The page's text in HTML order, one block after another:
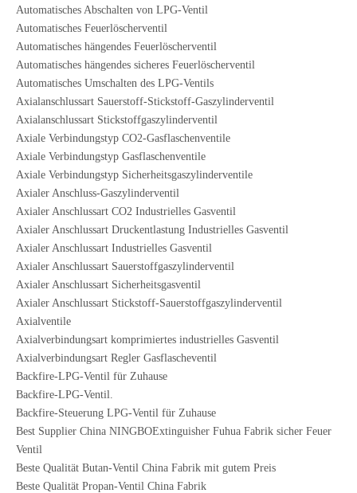
Automatisches Abschalten von LPG-Ventil
Automatisches Feuerlöscherventil
Automatisches hängendes Feuerlöscherventil
Automatisches hängendes sicheres Feuerlöscherventil
Automatisches Umschalten des LPG-Ventils
Axialanschlussart Sauerstoff-Stickstoff-Gaszylinderventil
Axialanschlussart Stickstoffgaszylinderventil
Axiale Verbindungstyp CO2-Gasflaschenventile
Axiale Verbindungstyp Gasflaschenventile
Axiale Verbindungstyp Sicherheitsgaszylinderventile
Axialer Anschluss-Gaszylinderventil
Axialer Anschlussart CO2 Industrielles Gasventil
Axialer Anschlussart Druckentlastung Industrielles Gasventil
Axialer Anschlussart Industrielles Gasventil
Axialer Anschlussart Sauerstoffgaszylinderventil
Axialer Anschlussart Sicherheitsgasventil
Axialer Anschlussart Stickstoff-Sauerstoffgaszylinderventil
Axialventile
Axialverbindungsart komprimiertes industrielles Gasventil
Axialverbindungsart Regler Gasflascheventil
Backfire-LPG-Ventil für Zuhause
Backfire-LPG-Ventil.
Backfire-Steuerung LPG-Ventil für Zuhause
Best Supplier China NINGBOExtinguisher Fuhua Fabrik sicher Feuer
Ventil
Beste Qualität Butan-Ventil China Fabrik mit gutem Preis
Beste Qualität Propan-Ventil China Fabrik